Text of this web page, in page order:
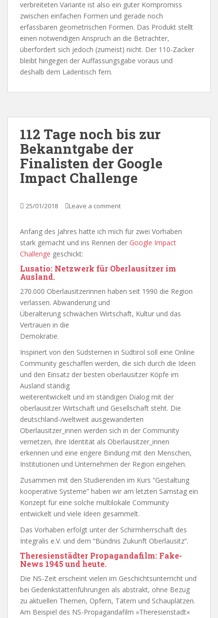
verbreiteten Variante ist also ein guter Kompromiss
zwischen einfachen Formen und gerade noch
erfassbaren geometrischen Formen. Das Produkt stellt
einen notwendigen Anspruch an die Betrachter,
überfordert sich jedoch (zumeist) nicht. Der 110-Zacker
bleibt hingegen der Auffassungsgabe voraus und
deshalb dem Ladentisch fern.
112 Tage noch bis zur
Bekanntgabe der
Finalisten der Google
Impact Challenge
25/01/2018 Leave a comment
Anfang des Jahres hatte ich mich für zwei Vorhaben
stark gemacht und ins Rennen der Google Impact
Challenge geschickt:
Lusatio: Netzwerk für Oberlausitzer im
Ausland.
270.000 Oberlausitzerinnen haben seit 1990 die Region
verlassen. Abwanderung und
Überalterung schwächen Wirtschaft, Kultur und das
Vertrauen in die
Demokratie.
Inspiriert von den Südsternen in Südtirol soll eine Online
Community geschaffen werden, die sich durch die Ideen
und den Einsatz der besten oberlausitzer Köpfe im
Ausland ständig
weiterentwickelt und im ständigen Dialog mit der
oberlausitzer Wirtschaft und Gesellschaft steht. Die
deutschland-/weltweit ausgewanderten
Oberlausitzer_innen werden sich in der Community
vernetzen, ihre Identität als Oberlausitzer_innen
erkennen und eine engere Bindung mit den Menschen,
Institutionen und Unternehmen der Region eingehen.
Zusammen mit den Studierenden im Kurs “Gestaltung
kooperative Systeme” haben wir am letzten Samstag ein
Konzept für eine solche multilokale Community
entwickelt und viele Ideen gesammelt.
Das Vorhaben erfolgt unter der Schirmherrschaft des
Integralis e.V. und dem “Bündnis Zukunft Oberlausitz”.
Theresienstädter Propagandafilm: Fake-
News 1945 und heute.
Die NS-Zeit erscheint vielen im Geschichtsunterricht und
bei Gedenkstättenführungen als abstrakt, ohne Bezug
zu aktuellen Themen, Opfern, Tätern und Schauplätzen.
Am Beispiel des NS-Propagandafilm »Theresienstadt«